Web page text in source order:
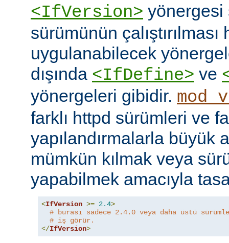
<IfVersion> yönergesi
sürümünün çalıştırılması
uygulanabilecek
dışında <IfDefine> ve
yönergeleri gibidir.
farklı httpd sürümleri ve
yapılandırmalarla büyük
mümkün kılmak veya
yapabilmek amacıyla
<IfVersion >= 2.4>
# burası sadece 2.4.0 veya daha üstü
# iş görür.
</IfVersion>